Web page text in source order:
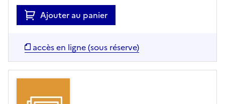
Ajouter au panier
accès en ligne (sous réserve)